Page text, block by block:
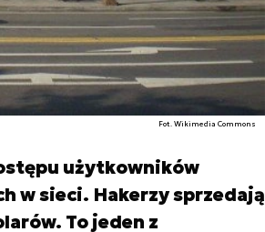
Fot. Wikimedia Commons
użytkowników
w sieci. Hakerzy sprzedają
To jeden z